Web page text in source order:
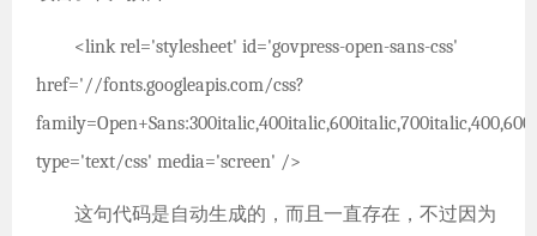
<link rel='stylesheet' id='govpress-open-sans-css'
href='//fonts.googleapis.com/css?
type='text/css' media='screen' />
这句代码是自动生成的，而且一直存在，不过因为